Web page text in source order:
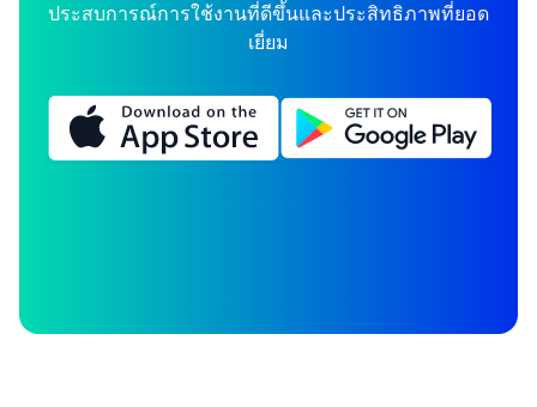
ประสบการณ์การใช้งานที่ดีขึ้นและประสิทธิภาพที่ยอด
เยี่ยม